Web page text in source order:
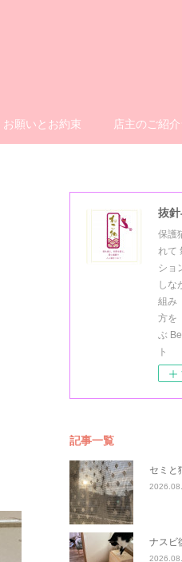
お願いとお約束 店主のご紹
保護
れて
ショ
しな
組み
方を
ぶ
ト
記事一覧
セミと
ナスビ